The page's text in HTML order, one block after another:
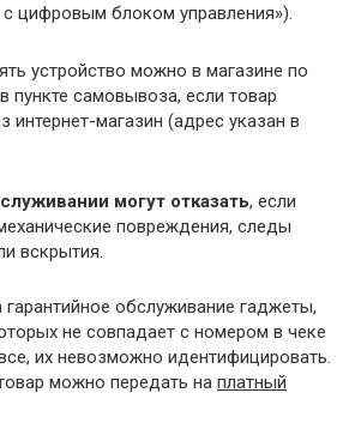
цифровым блоком управления»).
устройство можно в магазине по
пункте самовывоза, если товар
интернет-магазин (адрес указан в
могут отказать, если
повреждения, следы
вскрытия.
обслуживание гаджеты,
не совпадает с номером в чеке
их невозможно идентифицировать.
можно передать на платный